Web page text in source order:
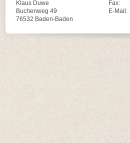
Klaus Duwe
Buchenweg 49
76532 Baden-Baden
Fax:
E-Mail: